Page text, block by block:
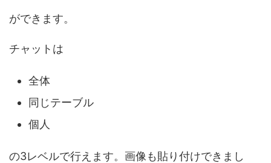
ができます。
チャットは
全体
同じテーブル
個人
の3レベルで行えます。画像も貼り付けできまし